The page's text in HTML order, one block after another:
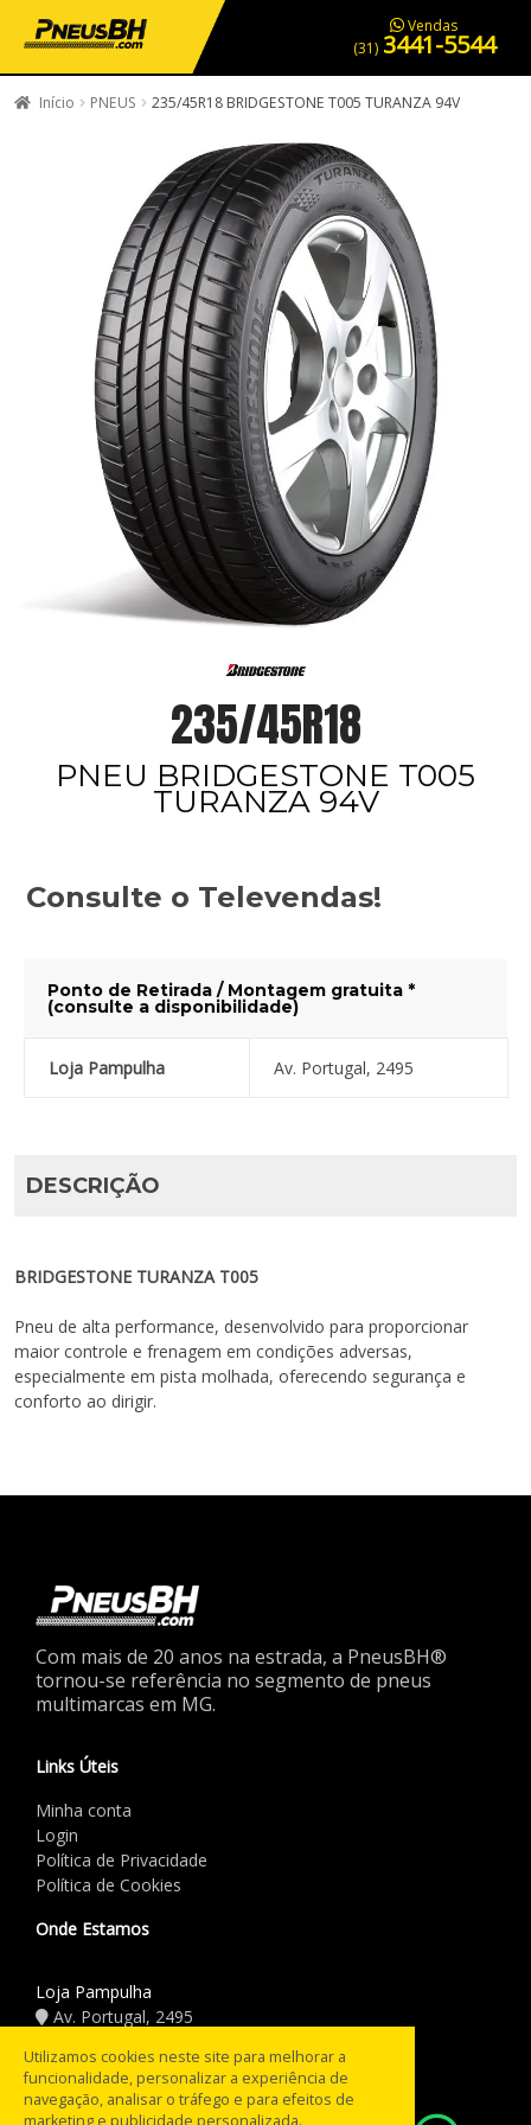
PNEUS EM OFERTA SERVIÇOS AUTOMOTIVOS NOSSA LOJA
Vendas
(31) 3441-5544
Início PNEUS 235/45R18 BRIDGESTONE T005 TURANZA 94V
235/45R18
PNEU BRIDGESTONE T005
TURANZA 94V
Consulte o Televendas!
Ponto de Retirada / Montagem gratuita *
(consulte a disponibilidade)
Loja Pampulha Av. Portugal, 2495
DESCRIÇÃO
BRIDGESTONE TURANZA T005
Pneu de alta performance, desenvolvido para proporcionar
maior controle e frenagem em condições adversas,
especialmente em pista molhada, oferecendo segurança e
conforto ao dirigir.
Com mais de 20 anos na estrada, a PneusBH®
tornou-se referência no segmento de pneus
multimarcas em MG.
Links Úteis
Minha conta
Login
Política de Privacidade
Política de Cookies
Onde Estamos
Loja Pampulha
Av. Portugal, 2495
Horário de Funcionamento
Utilizamos cookies neste site para melhorar a
funcionalidade, personalizar a experiência de
navegação, analisar o tráfego e para efeitos de
marketing e publicidade personalizada.